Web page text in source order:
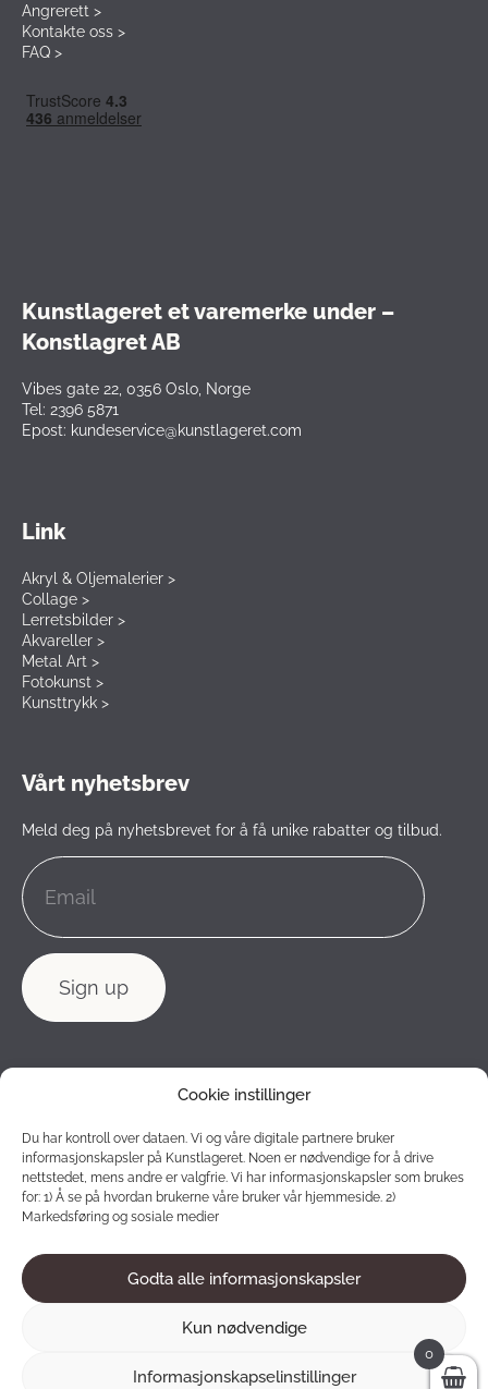
Cookie instillinger
Du har kontroll over dataen. Vi og våre digitale partnere bruker
informasjonskapsler på Kunstlageret. Noen er nødvendige for å drive
nettstedet, mens andre er valgfrie. Vi har informasjonskapsler som brukes
for: 1) Å se på hvordan brukerne våre bruker vår hjemmeside. 2)
Markedsføring og sosiale medier
Godta alle informasjonskapsler
Kun nødvendige
Informasjonskapselinstillinger
Angrerett >
Kontakte oss >
FAQ >
Kunstlageret et varemerke under –
Konstlagret AB
Vibes gate 22, 0356 Oslo, Norge
Tel: 2396 5871
Epost: kundeservice@kunstlageret.com
Link
Akryl & Oljemalerier >
Collage >
Lerretsbilder >
Akvareller >
Metal Art >
Fotokunst >
Kunsttrykk >
Vårt nyhetsbrev
Meld deg på nyhetsbrevet for å få unike rabatter og tilbud.
2012 - 2026 © Konstlagret. All rights reserved.
0